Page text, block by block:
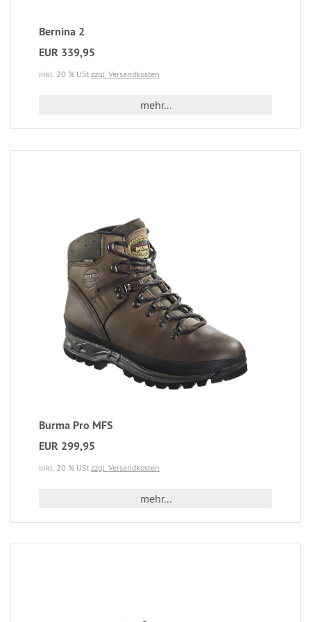
Bernina 2
EUR 339,95
inkl. 20 % USt zzgl. Versandkosten
mehr...
Burma Pro MFS
EUR 299,95
inkl. 20 % USt zzgl. Versandkosten
mehr...